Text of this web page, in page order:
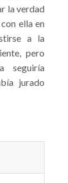
la verdad
ella en
a la
pero
seguiría
jurado